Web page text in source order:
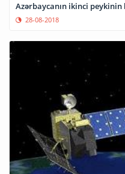
Azərbaycanın ikinci
28-08-2018